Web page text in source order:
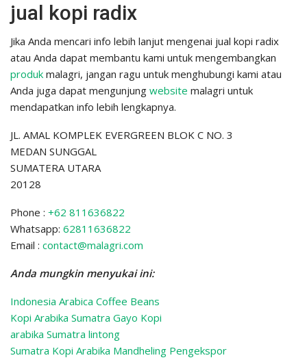
jual kopi radix
Jika Anda mencari info lebih lanjut mengenai jual kopi radix
atau Anda dapat membantu kami untuk mengembangkan
produk malagri, jangan ragu untuk menghubungi kami atau
Anda juga dapat mengunjung website malagri untuk
mendapatkan info lebih lengkapnya.
JL. AMAL KOMPLEK EVERGREEN BLOK C NO. 3
MEDAN SUNGGAL
SUMATERA UTARA
20128
Phone : +62 811636822
Whatsapp: 62811636822
Email : contact@malagri.com
Anda mungkin menyukai ini:
Indonesia Arabica Coffee Beans
Kopi Arabika Sumatra Gayo Kopi
arabika Sumatra lintong
Sumatra Kopi Arabika Mandheling Pengekspor